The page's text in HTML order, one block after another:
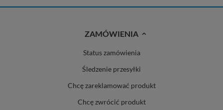
ZAMÓWIENIA
Status zamówienia
Śledzenie przesyłki
Chcę zareklamować produkt
Chcę zwrócić produkt